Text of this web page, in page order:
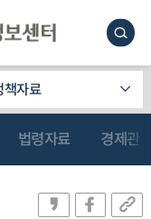
책자료
법령자료 경제관